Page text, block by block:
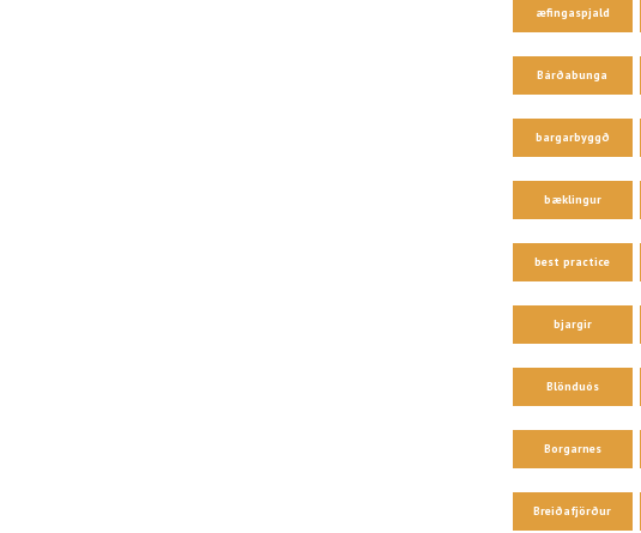
æfingaspjald
Bárðabunga
bargarbyggð
bæklingur
best practice
bjargir
Blönduós
Borgarnes
Breiðafjörður